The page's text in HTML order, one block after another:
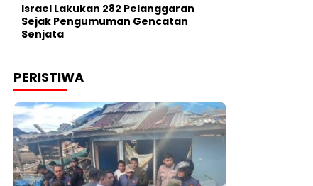
Israel Lakukan 282 Pelanggaran
Sejak Pengumuman Gencatan
Senjata
PERISTIWA